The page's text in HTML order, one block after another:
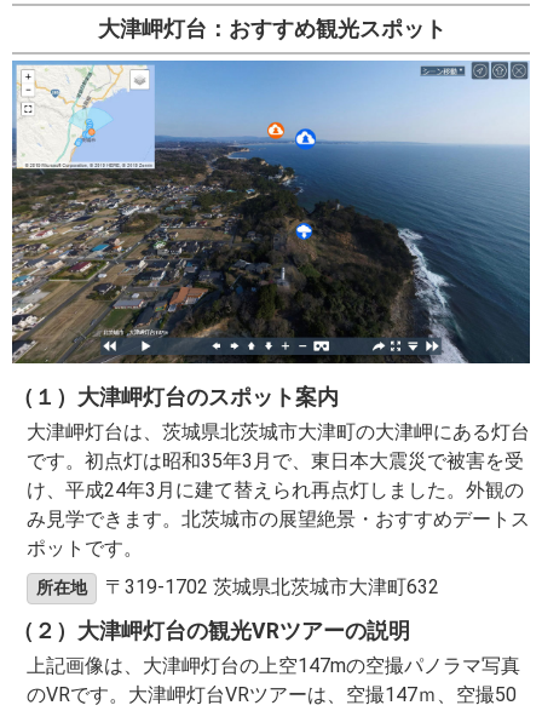
大津岬灯台：おすすめ観光スポット
（１）大津岬灯台のスポット案内
大津岬灯台は、茨城県北茨城市大津町の大津岬にある灯台
です。初点灯は昭和35年3月で、東日本大震災で被害を受
け、平成24年3月に建て替えられ再点灯しました。外観の
み見学できます。北茨城市の展望絶景・おすすめデートス
ポットです。
所在地 〒319-1702 茨城県北茨城市大津町632
（２）大津岬灯台の観光VRツアーの説明
上記画像は、大津岬灯台の上空147mの空撮パノラマ写真
のVRです。大津岬灯台VRツアーは、空撮147ｍ、空撮50